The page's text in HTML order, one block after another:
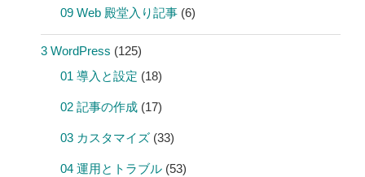
09 Web 殿堂入り記事 (6)
3 WordPress (125)
01 導入と設定 (18)
02 記事の作成 (17)
03 カスタマイズ (33)
04 運用とトラブル (53)